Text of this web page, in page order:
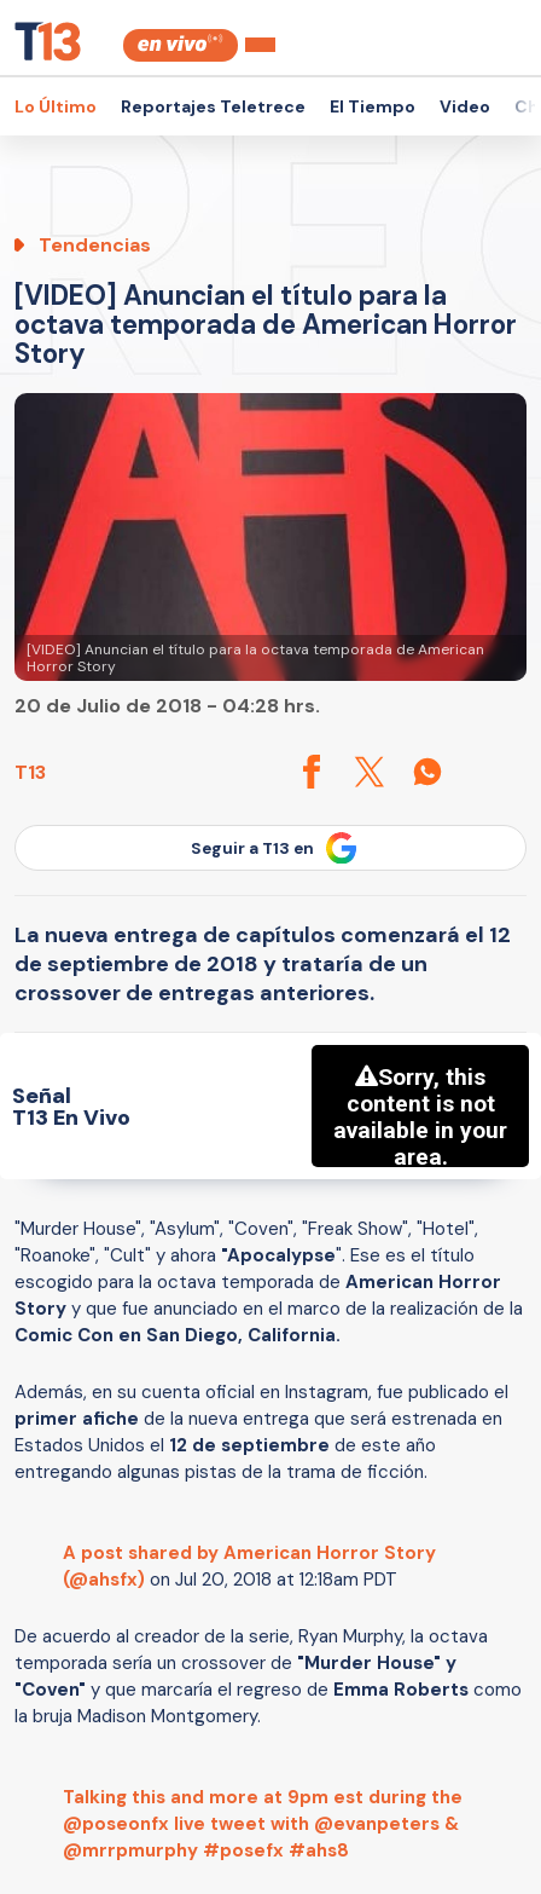
Lo Último Reportajes Teletrece El Tiempo Video
Tendencias
[VIDEO] Anuncian el título para la
octava temporada de American Horror
Story
[VIDEO] Anuncian el título para la octava temporada de American
Horror Story
T13
20 de Julio de 2018 - 04:28 hrs.
Seguir a T13 en
La nueva entrega de capítulos comenzará el 12
de septiembre de 2018 y trataría de un
crossover de entregas anteriores.
Señal
T13 En Vivo
"Murder House", "Asylum", "Coven", "Freak Show", "Hotel",
"Roanoke", "Cult" y ahora "Apocalypse". Ese es el título
escogido para la octava temporada de American Horror
Story y que fue anunciado en el marco de la realización de la
Comic Con en San Diego, California.
Además, en su cuenta oficial en Instagram, fue publicado el
primer afiche de la nueva entrega que será estrenada en
Estados Unidos el 12 de septiembre de este año
entregando algunas pistas de la trama de ficción.
A post shared by American Horror Story
(@ahsfx) on Jul 20, 2018 at 12:18am PDT
De acuerdo al creador de la serie, Ryan Murphy, la octava
temporada sería un crossover de "Murder House" y
"Coven" y que marcaría el regreso de Emma Roberts como
la bruja Madison Montgomery.
Talking this and more at 9pm est during the
@poseonfx live tweet with @evanpeters &
@mrrpmurphy #posefx #ahs8